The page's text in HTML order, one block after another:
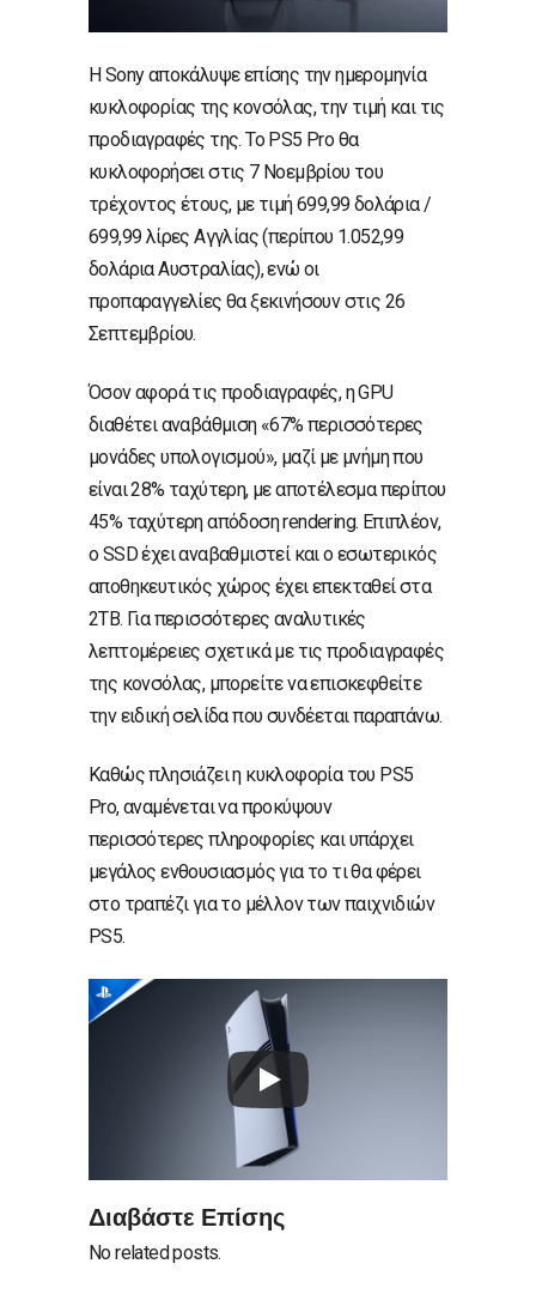
Η Sony αποκάλυψε επίσης την ημερομηνία
κυκλοφορίας της κονσόλας, την τιμή και τις
προδιαγραφές της. Το PS5 Pro θα
κυκλοφορήσει στις 7 Νοεμβρίου του
τρέχοντος έτους, με τιμή 699,99 δολάρια /
699,99 λίρες Αγγλίας (περίπου 1.052,99
δολάρια Αυστραλίας), ενώ οι
προπαραγγελίες θα ξεκινήσουν στις 26
Σεπτεμβρίου.
Όσον αφορά τις προδιαγραφές, η GPU
διαθέτει αναβάθμιση «67% περισσότερες
μονάδες υπολογισμού», μαζί με μνήμη που
είναι 28% ταχύτερη, με αποτέλεσμα περίπου
45% ταχύτερη απόδοση rendering. Επιπλέον,
ο SSD έχει αναβαθμιστεί και ο εσωτερικός
αποθηκευτικός χώρος έχει επεκταθεί στα
2TB. Για περισσότερες αναλυτικές
λεπτομέρειες σχετικά με τις προδιαγραφές
της κονσόλας, μπορείτε να επισκεφθείτε
την ειδική σελίδα που συνδέεται παραπάνω.
Καθώς πλησιάζει η κυκλοφορία του PS5
Pro, αναμένεται να προκύψουν
περισσότερες πληροφορίες και υπάρχει
μεγάλος ενθουσιασμός για το τι θα φέρει
στο τραπέζι για το μέλλον των παιχνιδιών
PS5.
Διαβάστε Επίσης
No related posts.